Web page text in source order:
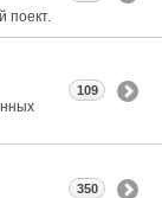
поект.
109
350